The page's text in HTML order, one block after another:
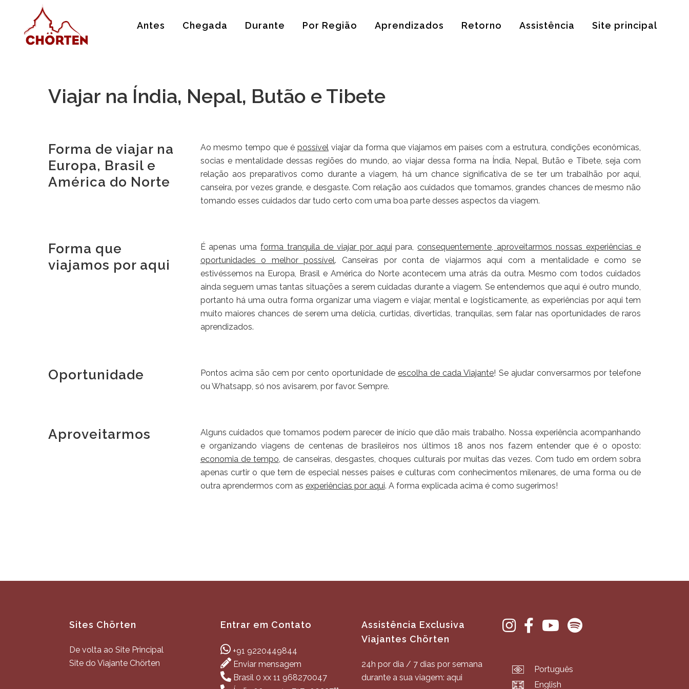
Antes Chegada Durante Por Região Aprendizados Retorno Assistência Site principal
Viajar na Índia, Nepal, Butão e Tibete
Forma de viajar na
Europa, Brasil e
América do Norte
Ao mesmo tempo que épossível viajar da forma que viajamos em países com a estrutura, condições econômicas,
socias e mentalidade dessas regiões do mundo, ao viajar dessa forma na Índia, Nepal, Butão e Tibete, seja com
relação aos preparativos como durante a viagem, há um chance significativa de se ter um trabalhão por aqui,
canseira, por vezes grande, e desgaste. Com relação aos cuidados que tomamos, grandes chances de mesmo não
tomando esses cuidados dar tudo certo com uma boa parte desses aspectos da viagem.
Forma que
viajamos por aqui
É apenas umaforma tranquila de viajar por aqui para,consequentemente, aproveitarmos nossas experiências e
oportunidades o melhor possível. Canseiras por conta de viajarmos aqui com a mentalidade e como se
estivéssemos na Europa, Brasil e América do Norte acontecem uma atrás da outra. Mesmo com todos cuidados
ainda seguem umas tantas situações a serem cuidadas durante a viagem. Se entendemos que aqui é outro mundo,
portanto há uma outra forma organizar uma viagem e viajar, mental e logisticamente, as experiências por aqui tem
muito maiores chances de serem uma delícia, curtidas, divertidas, tranquilas, sem falar nas oportunidades de raros
aprendizados.
Oportunidade Pontos acima são cem por cento oportunidade deescolha de cada Viajante! Se ajudar conversarmos por telefone
ou Whatsapp, só nos avisarem, por favor. Sempre.
Aproveitarmos
Alguns cuidados que tomamos podem parecer de início que dão mais trabalho. Nossa experiência acompanhando
e organizando viagens de centenas de brasileiros nos últimos 18 anos nos fazem entender que é o oposto:
economia de tempo, de canseiras, desgastes, choques culturais por muitas das vezes. Com tudo em ordem sobra
apenas curtir o que tem de especial nesses países e culturas com conhecimentos milenares, de uma forma ou de
outra aprendermos com as experiências por aqui. A forma explicada acima é como sugerimos!
Sites Chörten
De volta ao Site Principal
Site do Viajante Chörten
Entrar em Contato
+91 9220449844
Enviar mensagem
Brasil 0 xx 11 968270047
Assistência Exclusiva
Viajantes Chörten
24h por dia / 7 dias por semana
durante a sua viagem: aqui
Português
English